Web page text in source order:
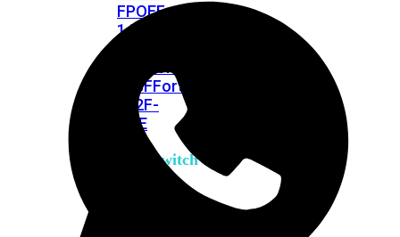
FPOEFortiSwitch
148F
108FFortiSwitchRugged
112F-
POE
FortiSwitch